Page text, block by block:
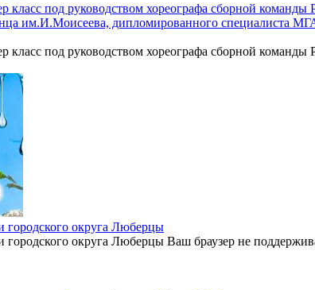
под руководством хореографа сборной
им.И.Моисеева, дипломированного специалиста
под руководством хореографа сборной
городского округа Люберцы
округа Люберцы Ваш браузер не